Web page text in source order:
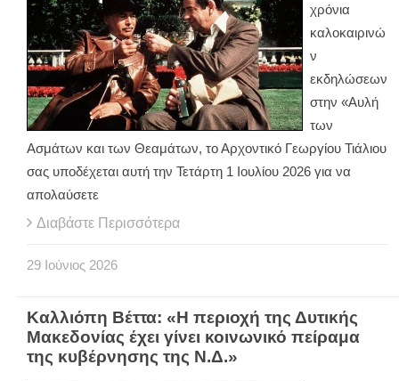
χρόνια
καλοκαιρινώ
ν
εκδηλώσεων
στην «Αυλή
των
Ασμάτων και των Θεαμάτων, το Αρχοντικό Γεωργίου Τιάλιου
σας υποδέχεται αυτή την Τετάρτη 1 Ιουλίου 2026 για να
απολαύσετε
Διαβάστε Περισσότερα
29 Ιούνιος 2026
Καλλιόπη Βέττα: «Η περιοχή της Δυτικής
Μακεδονίας έχει γίνει κοινωνικό πείραμα
της κυβέρνησης της Ν.Δ.»